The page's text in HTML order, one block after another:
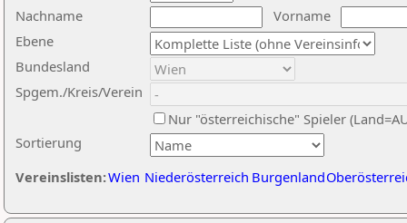
Nachname
Vorname
Ebene
Sortierung
Bundesland
Spgem./Kreis/Verein
Nur "österreichische" Spieler
Vereinslisten:Wien Niederösterreich Burgenland